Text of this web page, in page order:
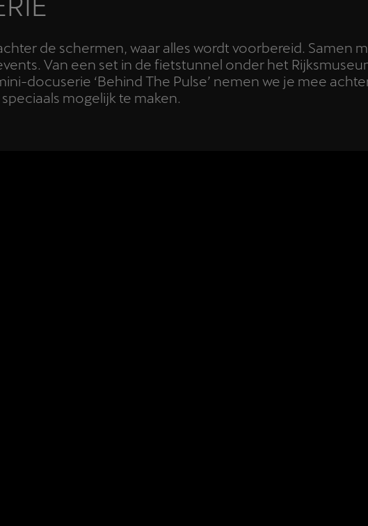
de schermen, waar alles wordt voorbereid. Samen
Van een set in de fietstunnel onder het
docuserie ‘Behind The Pulse’ nemen we je mee
mogelijk te maken.